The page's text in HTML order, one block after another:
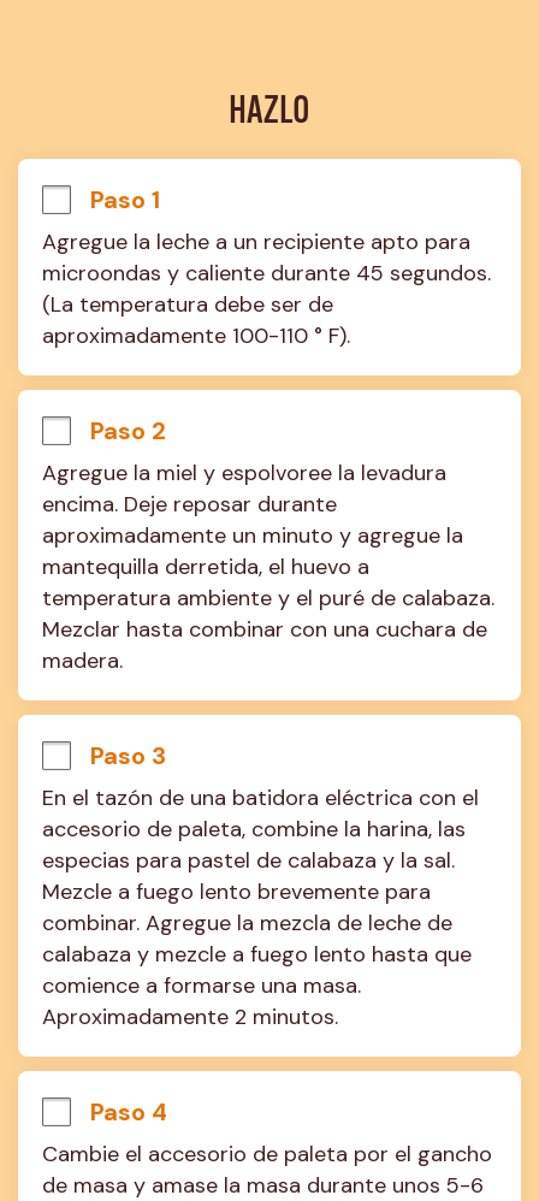
HAZLO
Paso 1
Agregue la leche a un recipiente apto para
microondas y caliente durante 45 segundos.
(La temperatura debe ser de
aproximadamente 100-110 ° F).
Paso 2
Agregue la miel y espolvoree la levadura
encima. Deje reposar durante
aproximadamente un minuto y agregue la
mantequilla derretida, el huevo a
temperatura ambiente y el puré de calabaza.
Mezclar hasta combinar con una cuchara de
madera.
Paso 3
En el tazón de una batidora eléctrica con el
accesorio de paleta, combine la harina, las
especias para pastel de calabaza y la sal.
Mezcle a fuego lento brevemente para
combinar. Agregue la mezcla de leche de
calabaza y mezcle a fuego lento hasta que
comience a formarse una masa.
Aproximadamente 2 minutos.
Paso 4
Cambie el accesorio de paleta por el gancho
de masa y amase la masa durante unos 5-6